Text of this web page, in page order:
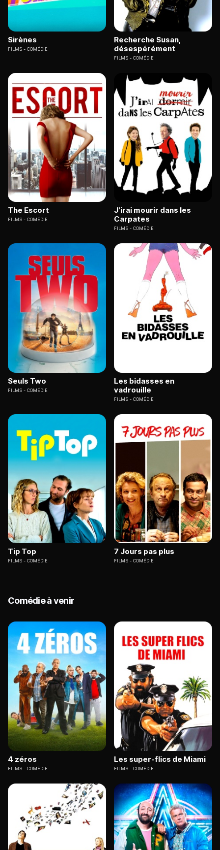
Sirènes
FILMS COMÉDIE
Recherche Susan,
désespérément
FILMS COMÉDIE
The Escort
FILMS COMÉDIE
J'irai mourir dans les
Carpates
FILMS COMÉDIE
Seuls Two
FILMS COMÉDIE
Les bidasses en
vadrouille
FILMS COMÉDIE
Tip Top
FILMS COMÉDIE
7 Jours pas plus
FILMS COMÉDIE
Comédie à venir
4 zéros
FILMS COMÉDIE
Les super-flics de Miami
FILMS COMÉDIE